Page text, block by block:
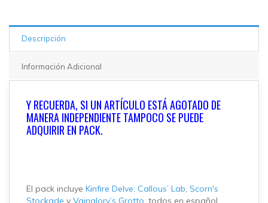
Descripción
Información Adicional
Y RECUERDA, SI UN ARTÍCULO ESTÁ AGOTADO DE
MANERA INDEPENDIENTE TAMPOCO SE PUEDE
ADQUIRIR EN PACK.
El pack incluye Kinfire Delve: Callous’ Lab, Scorn's
Stockade y Vainglory’s Grotto, todos en español,